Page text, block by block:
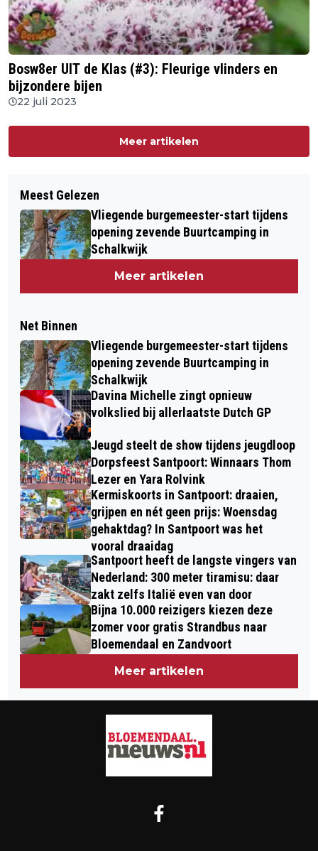
Bosw8er UIT de Klas (#3): Fleurige vlinders en
bijzondere bijen
22 juli 2023
Meer artikelen
Meest Gelezen
Vliegende burgemeester-start tijdens
opening zevende Buurtcamping in
Schalkwijk
Meer artikelen
Net Binnen
Vliegende burgemeester-start tijdens
opening zevende Buurtcamping in
Schalkwijk
Davina Michelle zingt opnieuw
volkslied bij allerlaatste Dutch GP
Jeugd steelt de show tijdens jeugdloop
Dorpsfeest Santpoort: Winnaars Thom
Lezer en Yara Rolvink
Kermiskoorts in Santpoort: draaien,
grijpen en nét geen prijs: Woensdag
gehaktdag? In Santpoort was het
vooral draaidag
Santpoort heeft de langste vingers van
Nederland: 300 meter tiramisu: daar
zakt zelfs Italië even van door
Bijna 10.000 reizigers kiezen deze
zomer voor gratis Strandbus naar
Bloemendaal en Zandvoort
Meer artikelen